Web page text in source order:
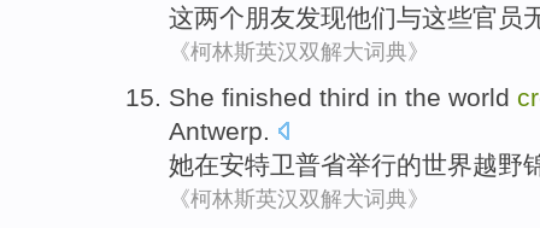
这两个朋友发现他们与这些官员
《柯林斯英汉双解大词典》
She finished third in the world
Antwerp.
她在安特卫普省举行的世界越野
《柯林斯英汉双解大词典》